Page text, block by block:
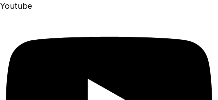
Youtube